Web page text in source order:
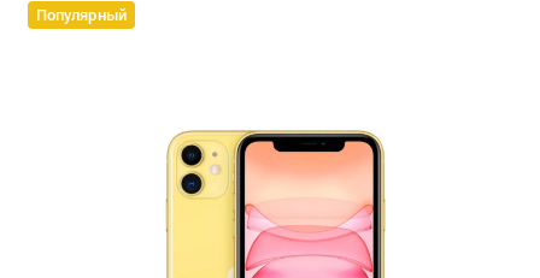
Популярный